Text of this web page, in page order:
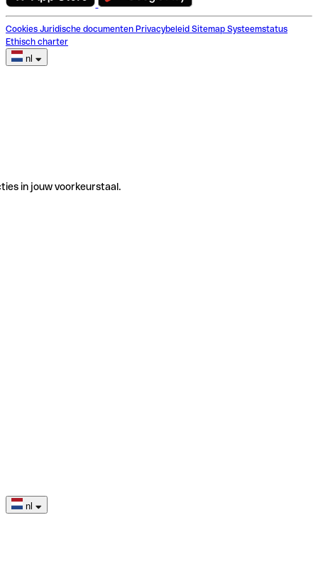
Cookies Juridische documenten Privacybeleid Sitemap Systeemstatus
Ethisch charter
nl
in jouw voorkeurstaal.
nl